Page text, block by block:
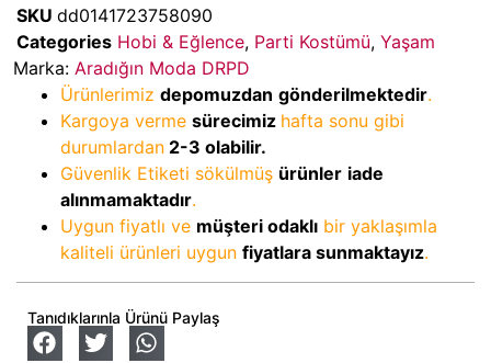
SKU dd0141723758090
Categories Hobi & Eğlence, Parti Kostümü, Yaşam
Marka: Aradığın Moda DRPD
Ürünlerimiz depomuzdan gönderilmektedir.
Kargoya verme sürecimiz hafta sonu gibi
durumlardan 2-3 olabilir.
Güvenlik Etiketi sökülmüş ürünler iade
alınmamaktadır.
Uygun fiyatlı ve müşteri odaklı bir yaklaşımla
kaliteli ürünleri uygun fiyatlara sunmaktayız.
Tanıdıklarınla Ürünü Paylaş